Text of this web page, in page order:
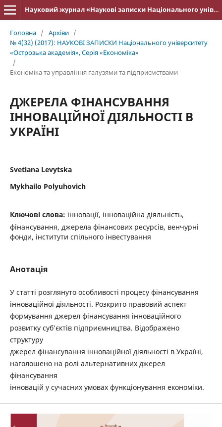
Науковий журнал «Наукові записки Національного університету «Острозька академія»: серія «Економіка»
Головна / Архіви /
№ 4(32) (2017): НАУКОВІ ЗАПИСКИ Національного університету
«Острозька акаде­мія», Серія «Економіка»
/
Економіка та управління галузями та підприємствами
ДЖЕРЕЛА ФІНАНСУВАННЯ
ІННОВАЦІЙНОЇ ДІЯЛЬНОСТІ В
УКРАЇНІ
Svetlana Levytska
Mykhailo Polyuhovich
Ключові слова: інновації, інноваційна діяльність,
фінансування, джерела фінансових ресурсів, венчурні
фонди, інститути спільного інвестування
Анотація
У статті розглянуто особливості процесу фінансування
інноваційної діяльності. Розкрито правовий аспект
формування джерел фінансування інноваційного
розвитку суб’єктів підприємництва. Відображено
структуру
джерел фінансування інноваційної діяльності в Україні,
наголошено на ролі альтернативних джерел
фінансування
інновацій у сучасних умовах функціонування економіки.